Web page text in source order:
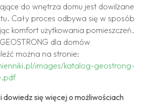
do wnętrza domu jest dowilżane
Cały proces odbywa się w sposób
komfort użytkowania pomieszczeń.
dla domów
można na stronie:
images/katalog-geostrong-
dowiedz się więcej o możliwościach